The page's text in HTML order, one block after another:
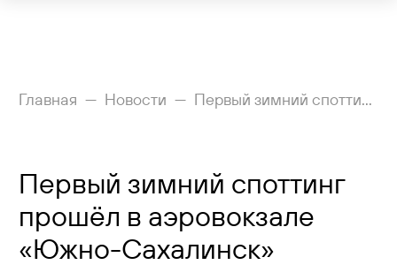
Рейсы
Прилетающим
Услуги
Как добраться
Главная Новости Первый зимний споттинг прошёл в аэровокзале «Южно-Сахалинск»
Первый зимний споттинг
прошёл в аэровокзале
«Южно-Сахалинск»